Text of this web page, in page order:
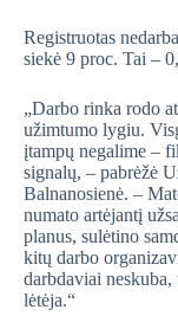
Registruotas
siekė 9 proc. Tai –
„Darbo rinka rodo
užimtumo lygiu.
įtampų negalime –
signalų, – pabrėžė
Balnanosienė. –
numato artėjantį
planus, sulėtino
kitų darbo
darbdaviai
lėtėja.“